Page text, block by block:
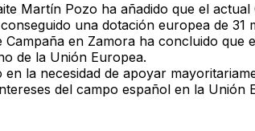
Martín Pozo ha añadido que el
una dotación europea de
Campaña en Zamora ha concluido
de la Unión Europea.
en la necesidad de apoyar
del campo español en la Unión